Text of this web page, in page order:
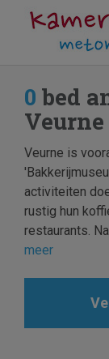
0 bed
Veurne is
activiteiten
rustig hun
restaurants.
meer